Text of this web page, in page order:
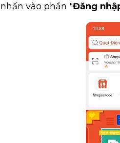
nhấn vào phần "Đăng